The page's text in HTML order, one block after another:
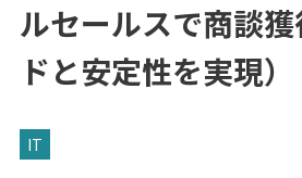
ルセールスで商談
ドと安定性を実現）
IT